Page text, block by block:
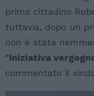
primo cittadino
tuttavia, dopo un
non è stata
“Iniziativa
commentato il